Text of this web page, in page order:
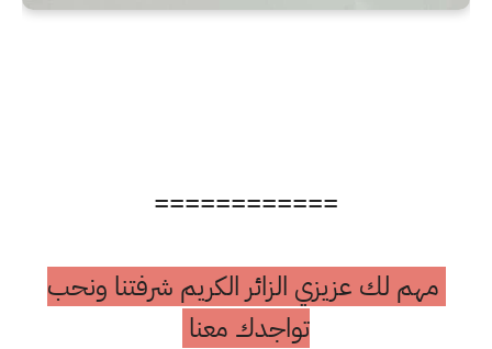
============
مهم لك عزيزي الزائر الكريم شرفتنا ونحب
تواجدك معنا